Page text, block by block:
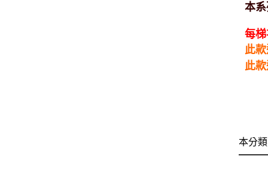
本
每
此
此
本分